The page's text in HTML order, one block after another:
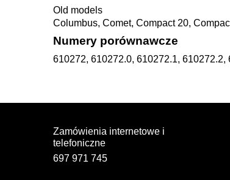
Old models
Columbus, Comet, Compact 20,
Numery porównawcze
610272, 610272.0, 610272.1,
Zamówienia internetowe i
telefoniczne
697 971 745